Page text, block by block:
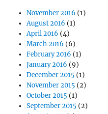
November 2016 (1)
August 2016 (1)
April 2016 (4)
March 2016 (6)
February 2016 (1)
January 2016 (9)
December 2015 (1)
November 2015 (2)
October 2015 (1)
September 2015 (2)